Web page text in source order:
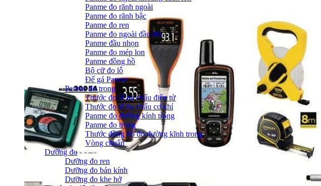
Panme đo rãnh ngoài
Panme đo rãnh bậc
Panme đo ren
Panme đo ngoài đầu đĩa
Panme đầu nhọn
Panme đo mép lon
Panme đồng hồ
Bộ cữ đo lỗ
Đế gá Panme
Panme đo trong
Thước đo lỗ ba chấu điện tử
Thước đo lỗ ba chấu cơ khí
Panme đo đường kính trong
Panme đo trong
Thước đồng hồ đo đường kĩnh trong
Vòng chuẩn
Dưỡng đo
Dưỡng đo ren
Dưỡng đo bán kính
Dưỡng đo khe hở